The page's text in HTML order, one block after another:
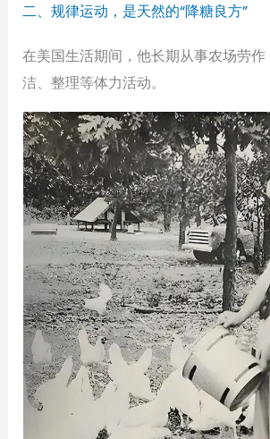
二、规律运动，是天然的“降糖良方”
在美国生活期间，他长期从事农场劳
洁、整理等体力活动。